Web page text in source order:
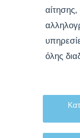
αίτησης,
όλης